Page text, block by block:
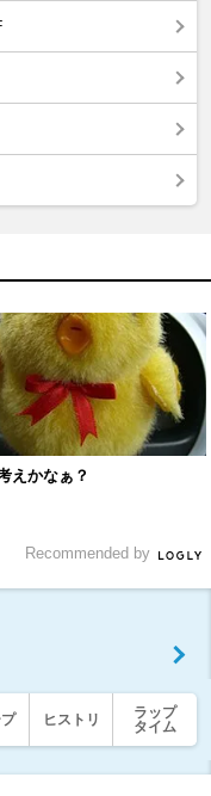
えかなぁ？
Recommended by
ヒストリ
ラップ
タイム